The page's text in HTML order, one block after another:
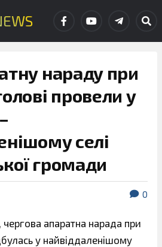
нараду при
провели у
селі
громади
0
чергова апаратна нарада при
у найвіддаленішому